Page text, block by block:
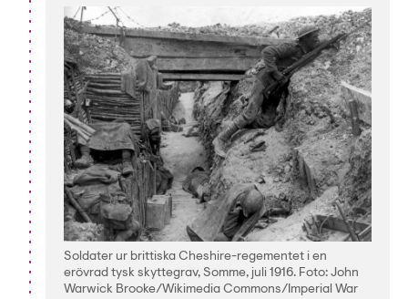
Soldater ur brittiska Cheshire-regementet i en
erövrad tysk skyttegrav, Somme, juli 1916. Foto: John
Warwick Brooke/Wikimedia Commons/Imperial War